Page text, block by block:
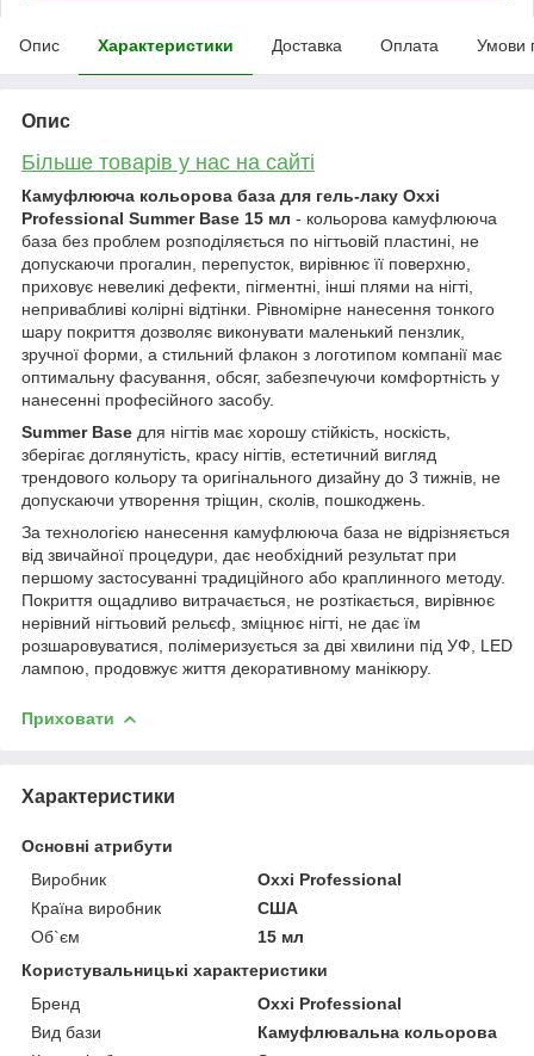
Опис Характеристики Доставка Оплата Умови
Опис
Більше товарів у нас на сайті
Камуфлююча кольорова база для гель-лаку Oxxi
Professional Summer Base 15 мл - кольорова камуфлююча
база без проблем розподіляється по нігтьовій пластині, не
допускаючи прогалин, перепусток, вирівнює її поверхню,
приховує невеликі дефекти, пігментні, інші плями на нігті,
непривабливі колірні відтінки. Рівномірне нанесення тонкого
шару покриття дозволяє виконувати маленький пензлик,
зручної форми, а стильний флакон з логотипом компанії має
оптимальну фасування, обсяг, забезпечуючи комфортність у
нанесенні професійного засобу.
Summer Base для нігтів має хорошу стійкість, носкість,
зберігає доглянутість, красу нігтів, естетичний вигляд
трендового кольору та оригінального дизайну до 3 тижнів, не
допускаючи утворення тріщин, сколів, пошкоджень.
За технологією нанесення камуфлююча база не відрізняється
від звичайної процедури, дає необхідний результат при
першому застосуванні традиційного або краплинного методу.
Покриття ощадливо витрачається, не розтікається, вирівнює
нерівний нігтьовий рельєф, зміцнює нігті, не дає їм
розшаровуватися, полімеризується за дві хвилини під УФ, LED
лампою, продовжує життя декоративному манікюру.
Приховати
Характеристики
Основні атрибути
Виробник
Oxxi Professional
Країна виробник
США
Об`єм
15 мл
Користувальницькі характеристики
Бренд
Oxxi Professional
Вид бази
Камуфлювальна кольорова